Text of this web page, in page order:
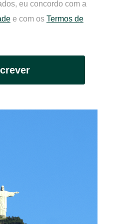
eu concordo com a
e com os Termos de